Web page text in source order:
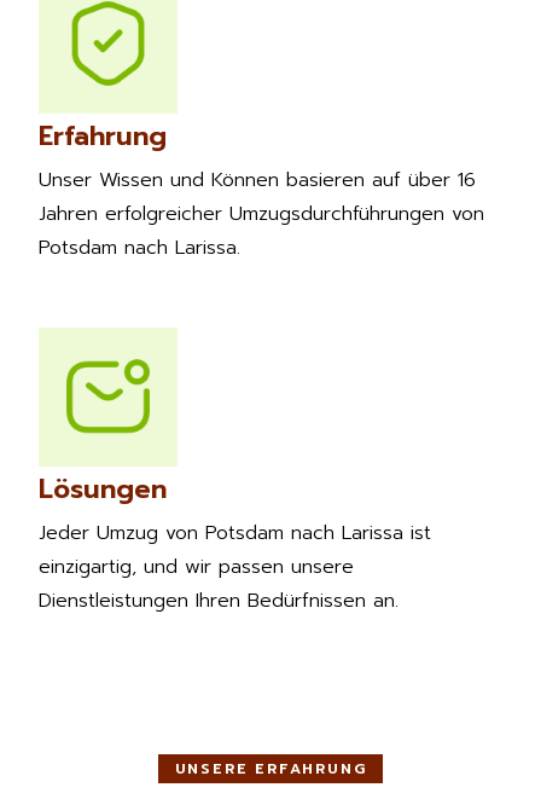
Erfahrung
Unser Wissen und Können basieren auf über 16
Jahren erfolgreicher Umzugsdurchführungen von
Potsdam nach Larissa.
Lösungen
Jeder Umzug von Potsdam nach Larissa ist
einzigartig, und wir passen unsere
Dienstleistungen Ihren Bedürfnissen an.
UNSERE ERFAHRUNG